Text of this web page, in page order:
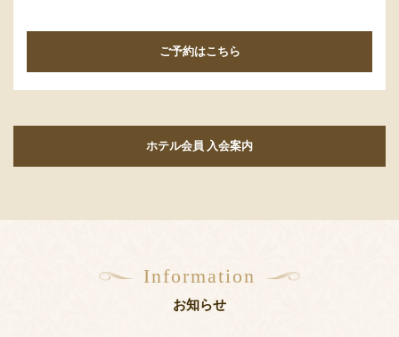
ご予約はこちら
ホテル会員 入会案内
Information
お知らせ